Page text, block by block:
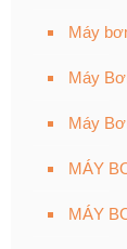
Máy
Máy
Máy
MÁY
MÁY